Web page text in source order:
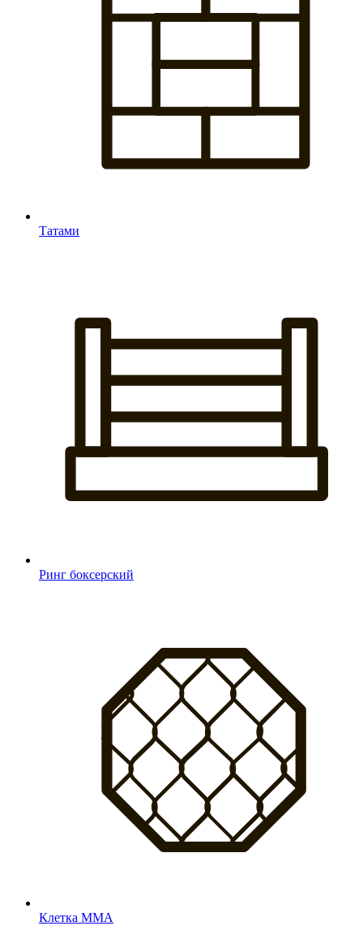
Татами
Ринг боксерский
Клетка MMA